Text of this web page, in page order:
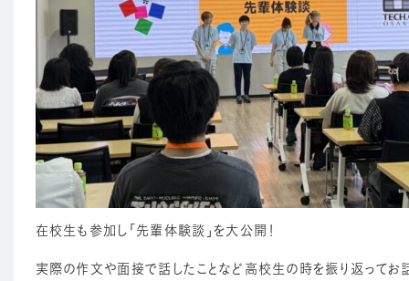
在校生も参加し「先輩体験談」を大公開！
実際の作文や面接で話したことなど高校生の時を振り返ってお